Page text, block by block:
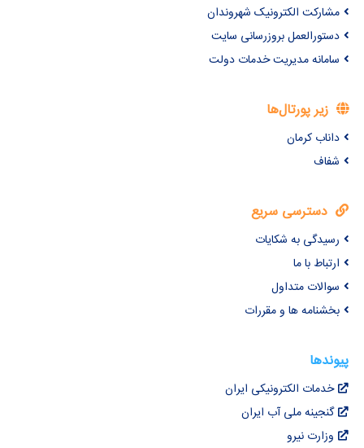
مشارکت الکترونیک شهروندان
دستورالعمل بروزرسانی سایت
سامانه مدیریت خدمات دولت
زیر پورتال‌ها
داناب کرمان
شفاف
دسترسی سریع
رسیدگی به شکایات
ارتباط با ما
سوالات متداول
بخشنامه ها و مقررات
پیوندها
خدمات الکترونیکی ایران
گنجینه ملی آب ایران
وزارت نیرو